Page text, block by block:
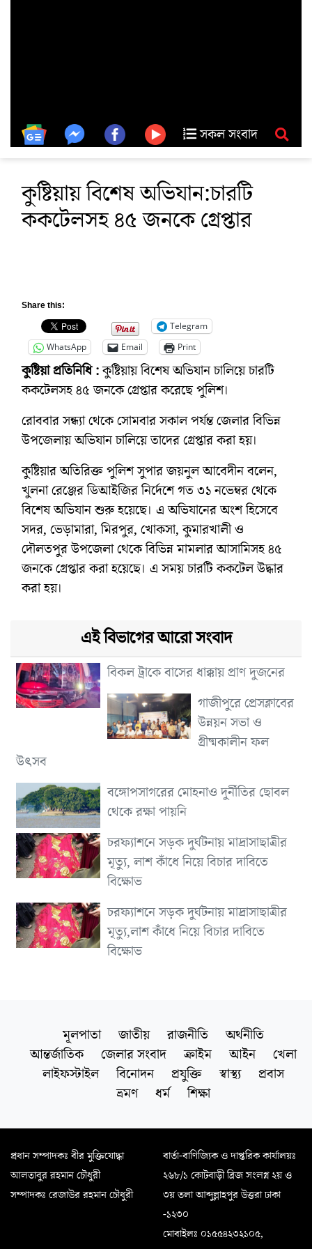
সকল সংবাদ
কুষ্টিয়ায় বিশেষ অভিযান:চারটি
ককটেলসহ ৪৫ জনকে গ্রেপ্তার
Share this:
Telegram
WhatsApp
Email Print
কুষ্টিয়া প্রতিনিধি :কুষ্টিয়ায় বিশেষ অভিযান চালিয়ে চারটি
ককটেলসহ ৪৫ জনকে গ্রেপ্তার করেছে পুলিশ।
রোববার সন্ধ্যা থেকে সোমবার সকাল পর্যন্ত জেলার বিভিন্ন
উপজেলায় অভিযান চালিয়ে তাদের গ্রেপ্তার করা হয়।
কুষ্টিয়ার অতিরিক্ত পুলিশ সুপার জয়নুল আবেদীন বলেন,
খুলনা রেঞ্জের ডিআইজির নির্দেশে গত ৩১ নভেম্বর থেকে
বিশেষ অভিযান শুরু হয়েছে। এ অভিযানের অংশ হিসেবে
সদর, ভেড়ামারা, মিরপুর, খোকসা, কুমারখালী ও
দৌলতপুর উপজেলা থেকে বিভিন্ন মামলার আসামিসহ ৪৫
জনকে গ্রেপ্তার করা হয়েছে। এ সময় চারটি ককটেল উদ্ধার
করা হয়।
এই বিভাগের আরো সংবাদ
বিকল ট্রাকে বাসের ধাক্কায় প্রাণ দুজনের
গাজীপুরে প্রেসক্লাবের
উন্নয়ন সভা ও
গ্রীষ্মকালীন ফল
উৎসব
বঙ্গোপসাগরের মোহনাও দুর্নীতির ছোবল
থেকে রক্ষা পায়নি
চরফ্যাশনে সড়ক দুর্ঘটনায় মাদ্রাসাছাত্রীর
মৃত্যু, লাশ কাঁধে নিয়ে বিচার দাবিতে
বিক্ষোভ
চরফ্যাশনে সড়ক দুর্ঘটনায় মাদ্রাসাছাত্রীর
মৃত্যু,লাশ কাঁধে নিয়ে বিচার দাবিতে
বিক্ষোভ
মূলপাতা জাতীয় রাজনীতি
অর্থনীতি
আন্তর্জাতিক
জেলার সংবাদ ক্রাইম আইন
খেলা
লাইফস্টাইল
বিনোদন প্রযুক্তি স্বাস্থ্য
প্রবাস
ভ্রমণ
ধর্ম শিক্ষা
প্রধান সম্পাদকঃ বীর মুক্তিযোদ্ধা
আলতাবুর রহমান চৌধুরী
সম্পাদকঃ রেজাউর রহমান চৌধুরী
বার্তা-বাণিজ্যিক ও দাপ্তরিক কার্যালয়ঃ
২৬৮/১ কোটবাড়ী ব্রিজ সংলগ্ন ২য় ও
৩য় তলা আব্দুল্লাহপুর উত্তরা ঢাকা
-১২৩০
মোবাইলঃ ০১৫৫৪২৩২১০৫,